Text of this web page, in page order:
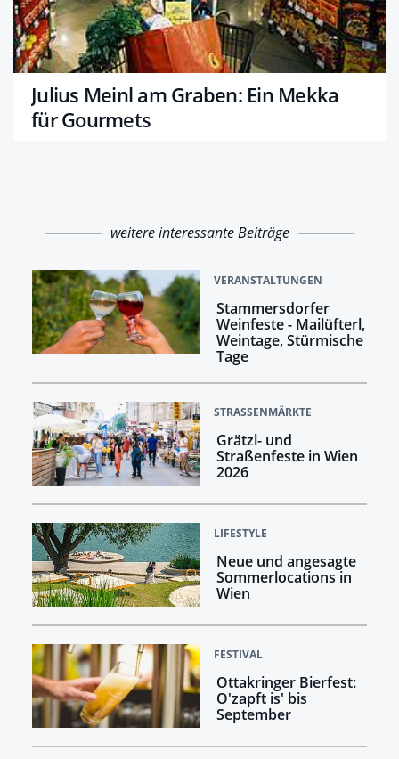
Julius Meinl am Graben: Ein Mekka
für Gourmets
weitere interessante Beiträge
VERANSTALTUNGEN
Stammersdorfer
Weinfeste - Mailüfterl,
Weintage, Stürmische
Tage
STRASSENMÄRKTE
Grätzl- und
Straßenfeste in Wien
2026
LIFESTYLE
Neue und angesagte
Sommerlocations in
Wien
FESTIVAL
Ottakringer Bierfest:
O'zapft is' bis
September